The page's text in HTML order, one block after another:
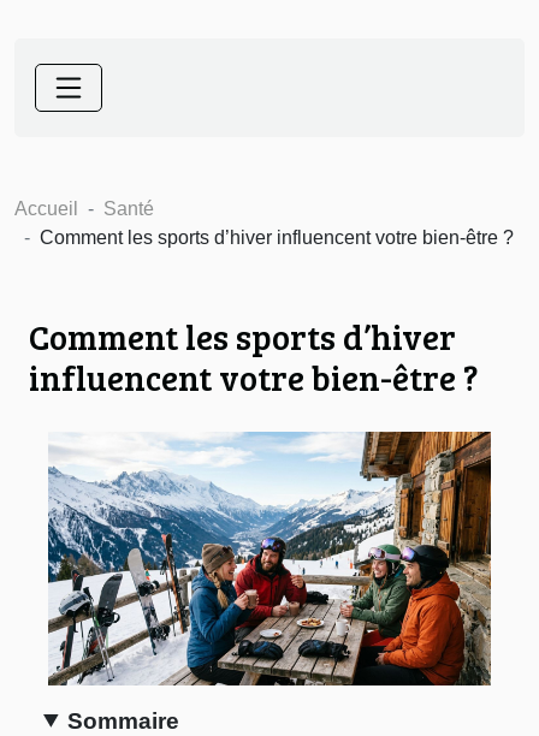
Accueil
Santé
Comment les sports d’hiver influencent votre bien-être ?
Comment les sports d’hiver
influencent votre bien-être ?
Sommaire